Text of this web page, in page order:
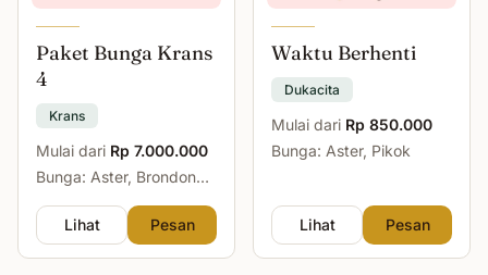
Paket Bunga Krans
4
Krans
Mulai dari Rp 7.000.000
Bunga: Aster, Brondong,
Lihat
Pesan
Waktu Berhenti
Dukacita
Mulai dari Rp 850.000
Bunga: Aster, Pikok
Lihat Pesan